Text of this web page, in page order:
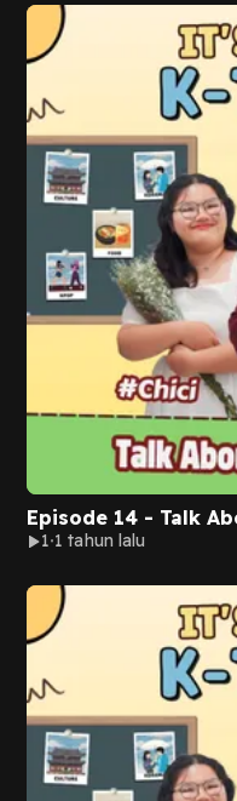
Episode 14 - Talk
1 1 tahun lalu